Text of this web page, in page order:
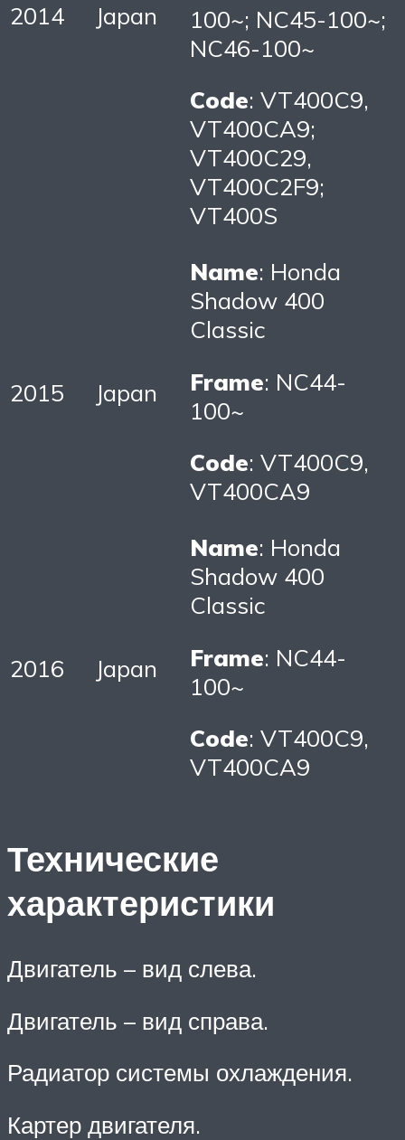
2014 Japan
100~; NC45-100~;
NC46-100~
Code: VT400C9,
VT400CA9;
VT400C29,
VT400C2F9;
VT400S
2015 Japan
Name: Honda
Shadow 400
Classic
Frame: NC44-
100~
Code: VT400C9,
VT400CA9
2016 Japan
Name: Honda
Shadow 400
Classic
Frame: NC44-
100~
Code: VT400C9,
VT400CA9
Технические
характеристики
Двигатель – вид слева.
Двигатель – вид справа.
Радиатор системы охлаждения.
Картер двигателя.